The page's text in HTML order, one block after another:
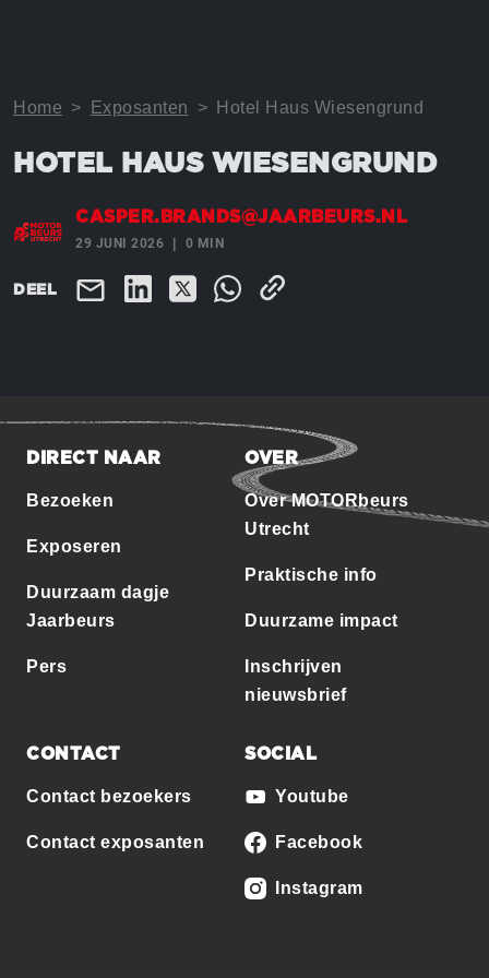
Home > Exposanten > Hotel Haus Wiesengrund
HOTEL HAUS WIESENGRUND
CASPER.BRANDS@JAARBEURS.NL
29 JUNI 2026 0 MIN
DEEL
DIRECT NAAR
Bezoeken
Exposeren
Duurzaam dagje
Jaarbeurs
Pers
OVER
Over MOTORbeurs
Utrecht
Praktische info
Duurzame impact
Inschrijven
nieuwsbrief
CONTACT
Contact bezoekers
Contact exposanten
SOCIAL
Youtube
Facebook
Instagram